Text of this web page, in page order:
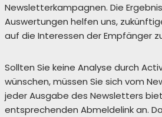
Newsletterkampagnen. Die
Auswertungen helfen uns,
auf die Interessen der Empfänger
Sollten Sie keine Analyse durch
wünschen, müssen Sie sich vom
jeder Ausgabe des Newsletters
entsprechenden Abmeldelink an.